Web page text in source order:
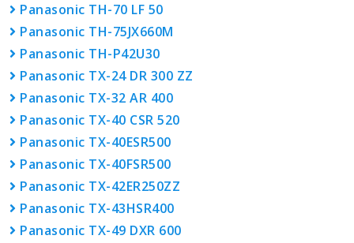
Panasonic TH-70 LF 50
Panasonic TH-75JX660M
Panasonic TH-P42U30
Panasonic TX-24 DR 300 ZZ
Panasonic TX-32 AR 400
Panasonic TX-40 CSR 520
Panasonic TX-40ESR500
Panasonic TX-40FSR500
Panasonic TX-42ER250ZZ
Panasonic TX-43HSR400
Panasonic TX-49 DXR 600